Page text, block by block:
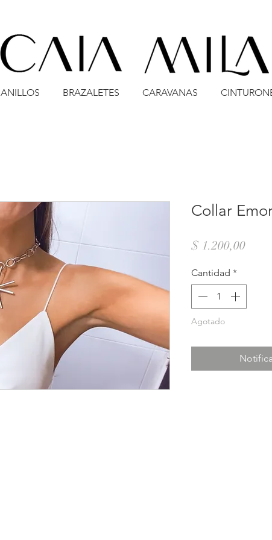
ANILLOS BRAZALETES CARAVANAS
Collar
$ 1.200,00Precio
Cantidad *
Agotado